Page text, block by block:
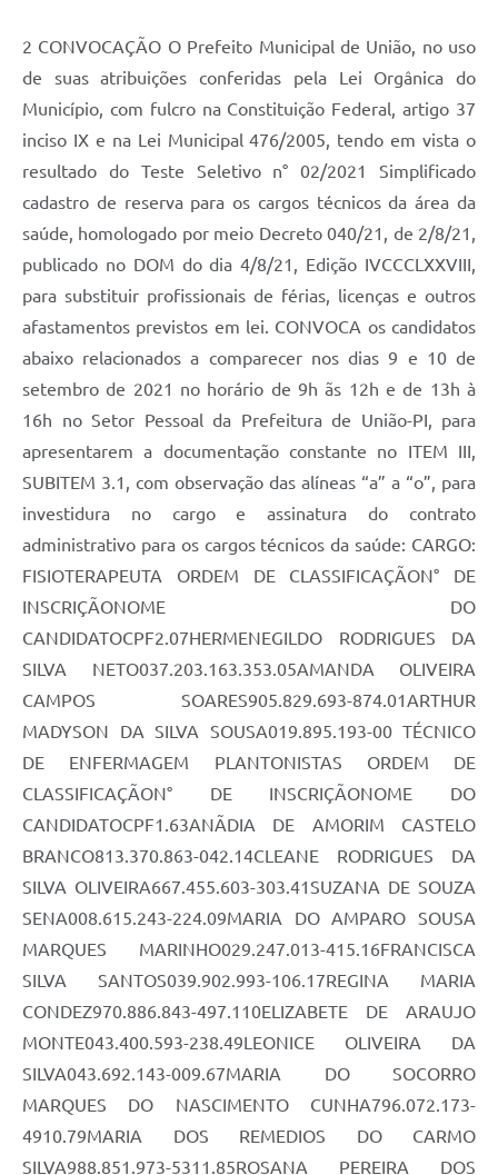
2 CONVOCAÇÃO O Prefeito Municipal de União, no uso
de suas atribuições conferidas pela Lei Orgânica do
Município, com fulcro na Constituição Federal, artigo 37
inciso IX e na Lei Municipal 476/2005, tendo em vista o
resultado do Teste Seletivo n° 02/2021 Simplificado
cadastro de reserva para os cargos técnicos da área da
saúde, homologado por meio Decreto 040/21, de 2/8/21,
publicado no DOM do dia 4/8/21, Edição IVCCCLXXVIII,
para substituir profissionais de férias, licenças e outros
afastamentos previstos em lei. CONVOCA os candidatos
abaixo relacionados a comparecer nos dias 9 e 10 de
setembro de 2021 no horário de 9h ãs 12h e de 13h à
16h no Setor Pessoal da Prefeitura de União-PI, para
apresentarem a documentação constante no ITEM III,
SUBITEM 3.1, com observação das alíneas “a” a “o”, para
investidura no cargo e assinatura do contrato
administrativo para os cargos técnicos da saúde: CARGO:
FISIOTERAPEUTA ORDEM DE CLASSIFICAÇÃON° DE
INSCRIÇÃONOME DO
CANDIDATOCPF2.07HERMENEGILDO RODRIGUES DA
SILVA NETO037.203.163.353.05AMANDA OLIVEIRA
CAMPOS SOARES905.829.693-874.01ARTHUR
MADYSON DA SILVA SOUSA019.895.193-00 TÉCNICO
DE ENFERMAGEM PLANTONISTAS ORDEM DE
CLASSIFICAÇÃON° DE INSCRIÇÃONOME DO
CANDIDATOCPF1.63ANÃDIA DE AMORIM CASTELO
BRANCO813.370.863-042.14CLEANE RODRIGUES DA
SILVA OLIVEIRA667.455.603-303.41SUZANA DE SOUZA
SENA008.615.243-224.09MARIA DO AMPARO SOUSA
MARQUES MARINHO029.247.013-415.16FRANCISCA
SILVA SANTOS039.902.993-106.17REGINA MARIA
CONDEZ970.886.843-497.110ELIZABETE DE ARAUJO
MONTE043.400.593-238.49LEONICE OLIVEIRA DA
SILVA043.692.143-009.67MARIA DO SOCORRO
MARQUES DO NASCIMENTO CUNHA796.072.173-
4910.79MARIA DOS REMEDIOS DO CARMO
SILVA988.851.973-5311.85ROSANA PEREIRA DOS